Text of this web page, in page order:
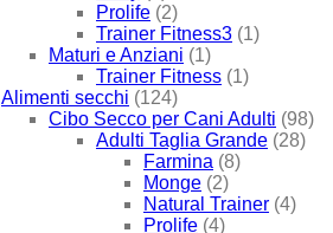
Prolife (2)
Trainer Fitness3 (1)
Maturi e Anziani (1)
Trainer Fitness (1)
Alimenti secchi (124)
Cibo Secco per Cani Adulti (98)
Adulti Taglia Grande (28)
Farmina (8)
Monge (2)
Natural Trainer (4)
Prolife (4)